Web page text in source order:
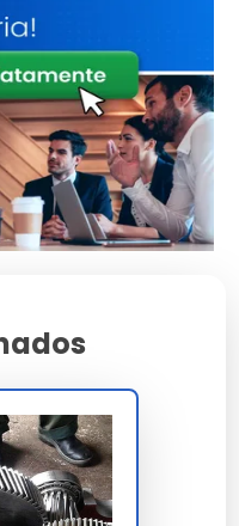
demandas em escala
exigências e normas
inspeção e limpeza
em sistemas
manutenção em
técnica e
Trabalhamos com
garantir o melhor